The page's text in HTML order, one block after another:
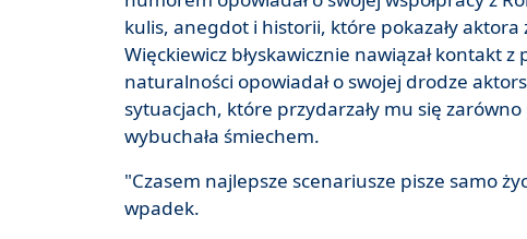
kulis, anegdot i historii, które pokazały
Więckiewicz błyskawicznie nawiązał kontakt
naturalności opowiadał o swojej drodze
sytuacjach, które przydarzały mu się
wybuchała śmiechem.
"Czasem najlepsze scenariusze pisze samo
wpadek.